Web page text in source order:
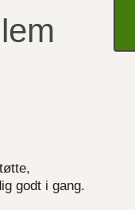
godt i gang.